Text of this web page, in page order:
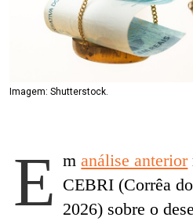
Imagem: Shutterstock.
E manálise anterior
CEBRI (Corrêa
2026) sobre o